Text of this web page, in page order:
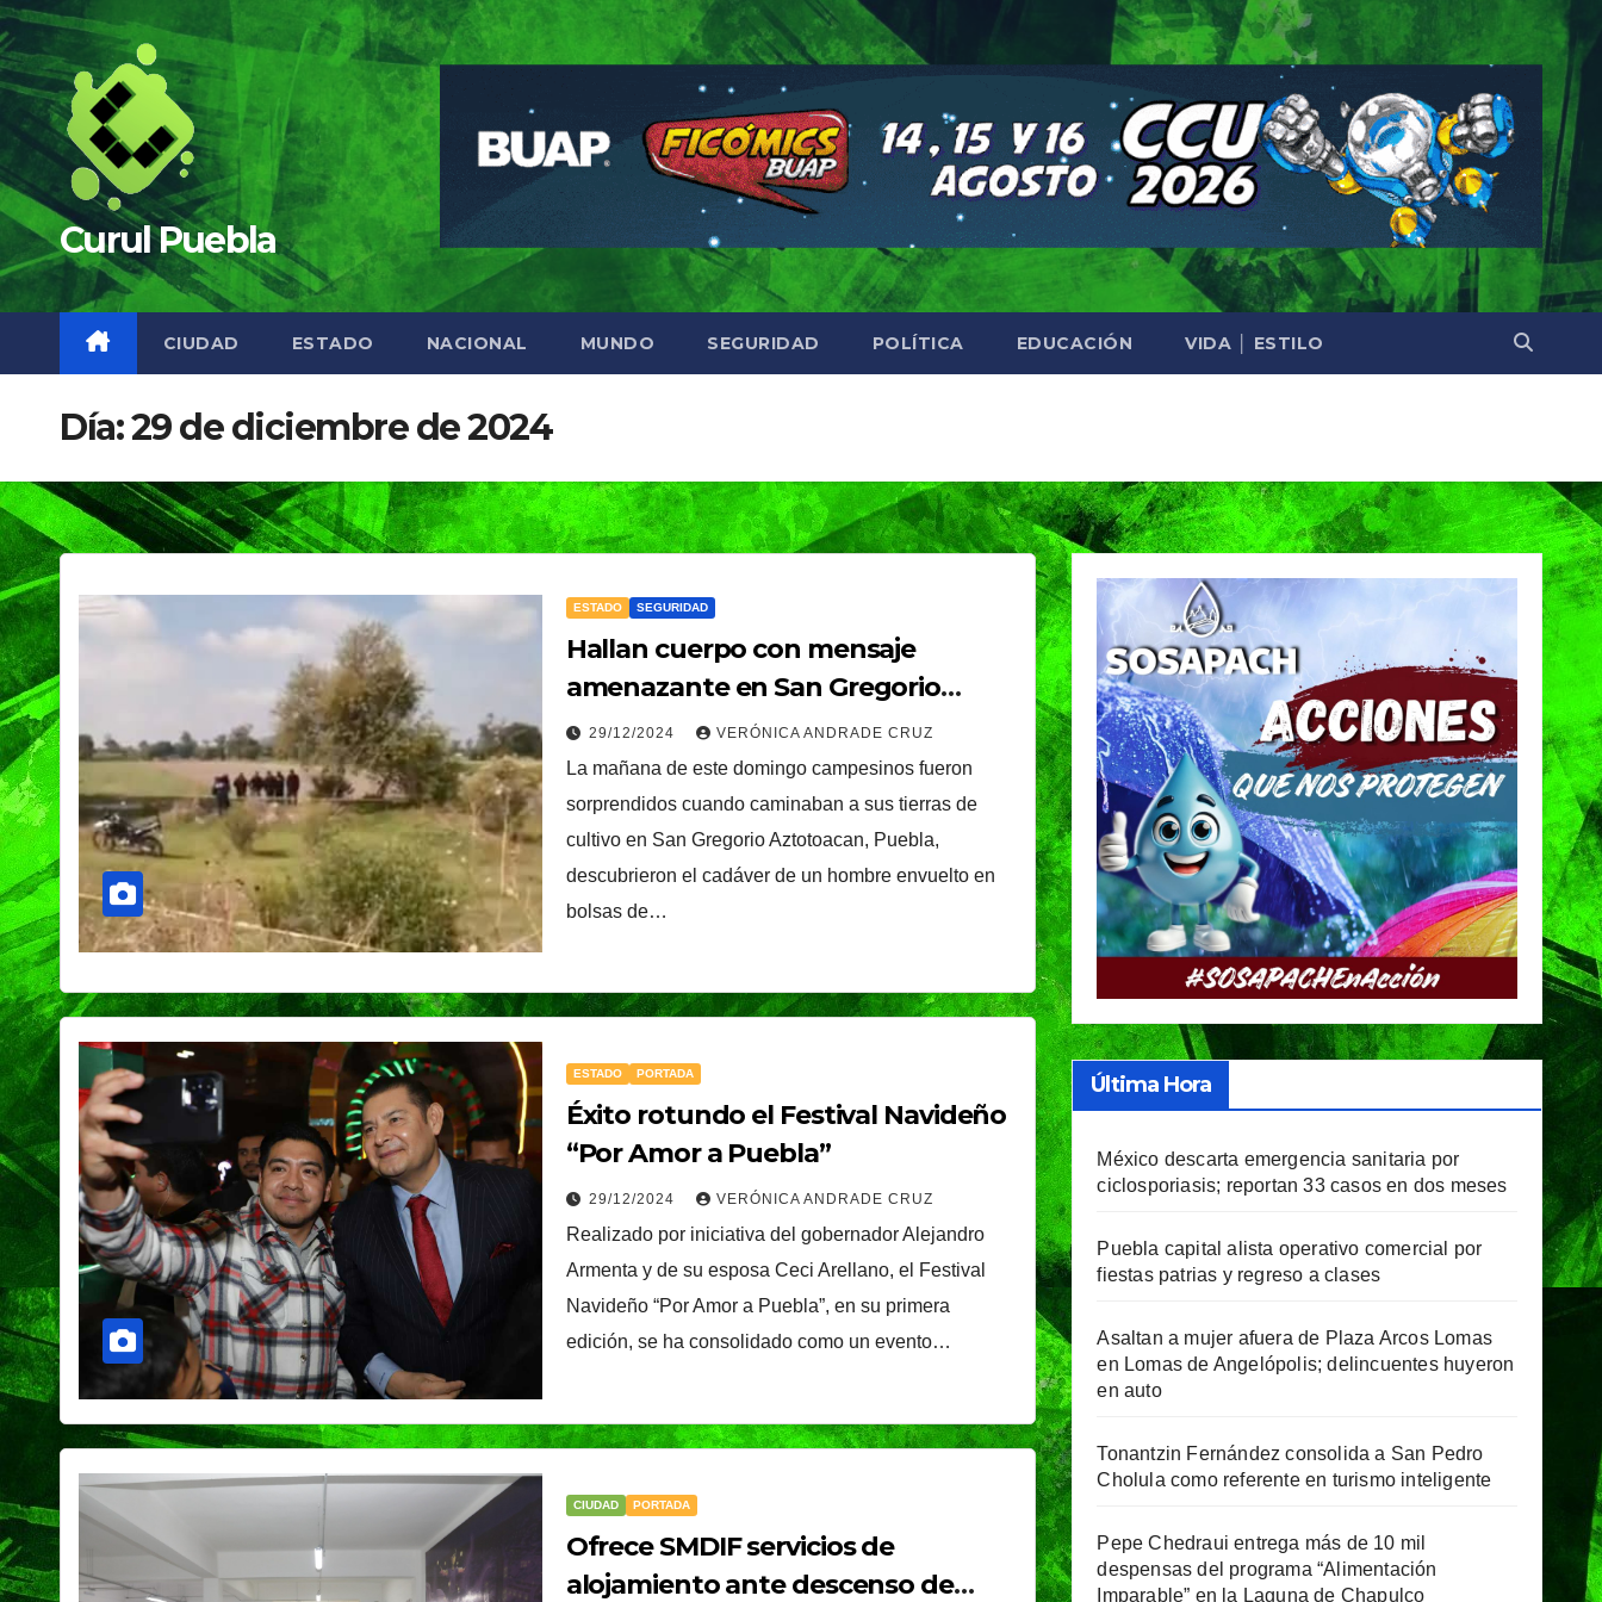
Saltar
al
contenido
Curul Puebla
CIUDAD ESTADO NACIONAL MUNDO SEGURIDAD POLÍTICA EDUCACIÓN VIDA │ ESTILO
Día:29 de diciembre de 2024
ESTADO SEGURIDAD
Hallan cuerpo con mensaje
amenazante en San Gregorio
Aztotoacan
29/12/2024 VERÓNICA ANDRADE CRUZ
La mañana de este domingo campesinos fueron
sorprendidos cuando caminaban a sus tierras de
cultivo en San Gregorio Aztotoacan, Puebla,
descubrieron el cadáver de un hombre envuelto en
bolsas de…
ESTADO PORTADA
Éxito rotundo el Festival Navideño
“Por Amor a Puebla”
29/12/2024 VERÓNICA ANDRADE CRUZ
Realizado por iniciativa del gobernador Alejandro
Armenta y de su esposa Ceci Arellano, el Festival
Navideño “Por Amor a Puebla”, en su primera
edición, se ha consolidado como un evento…
CIUDAD PORTADA
Ofrece SMDIF servicios de
alojamiento ante descenso de
Última Hora
México descarta emergencia sanitaria por
ciclosporiasis; reportan 33 casos en dos meses
Puebla capital alista operativo comercial por
fiestas patrias y regreso a clases
Asaltan a mujer afuera de Plaza Arcos Lomas
en Lomas de Angelópolis; delincuentes huyeron
en auto
Tonantzin Fernández consolida a San Pedro
Cholula como referente en turismo inteligente
Pepe Chedraui entrega más de 10 mil
despensas del programa “Alimentación
Imparable” en la Laguna de Chapulco